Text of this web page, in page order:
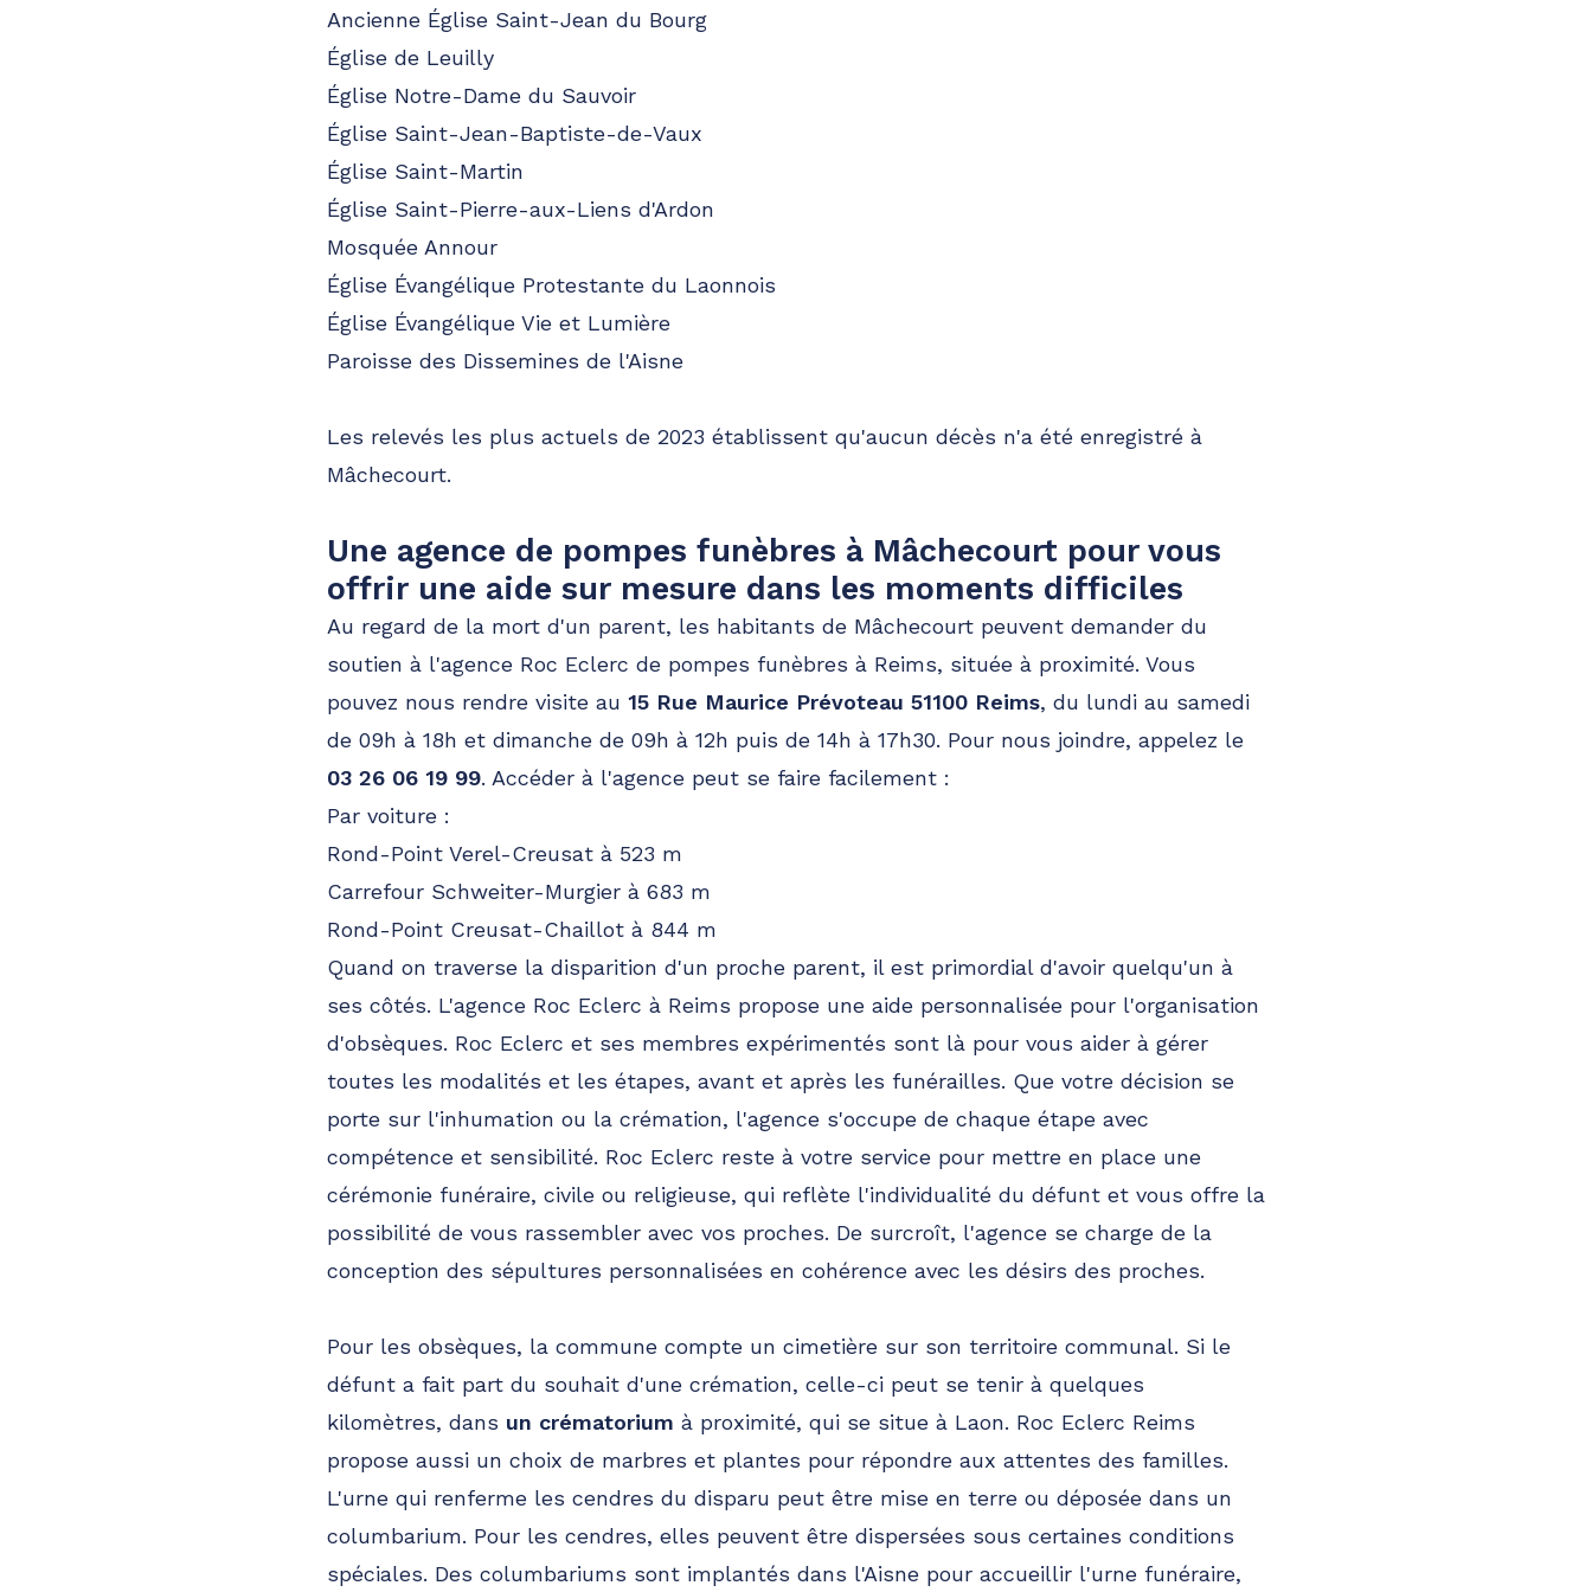
Ancienne Église Saint-Jean du Bourg
Église de Leuilly
Église Notre-Dame du Sauvoir
Église Saint-Jean-Baptiste-de-Vaux
Église Saint-Martin
Église Saint-Pierre-aux-Liens d'Ardon
Mosquée Annour
Église Évangélique Protestante du Laonnois
Église Évangélique Vie et Lumière
Paroisse des Dissemines de l'Aisne
Les relevés les plus actuels de 2023 établissent qu'aucun décès n'a été enregistré à
Mâchecourt.
Une agence de pompes funèbres à Mâchecourt pour vous
offrir une aide sur mesure dans les moments difficiles
Au regard de la mort d'un parent, les habitants de Mâchecourt peuvent demander du
soutien à l'agence Roc Eclerc de pompes funèbres à Reims, située à proximité. Vous
pouvez nous rendre visite au 15 Rue Maurice Prévoteau 51100 Reims, du lundi au samedi
de 09h à 18h et dimanche de 09h à 12h puis de 14h à 17h30. Pour nous joindre, appelez le
03 26 06 19 99. Accéder à l'agence peut se faire facilement :
Par voiture :
Rond-Point Verel-Creusat à 523 m
Carrefour Schweiter-Murgier à 683 m
Rond-Point Creusat-Chaillot à 844 m
Quand on traverse la disparition d'un proche parent, il est primordial d'avoir quelqu'un à
ses côtés. L'agence Roc Eclerc à Reims propose une aide personnalisée pour l'organisation
d'obsèques. Roc Eclerc et ses membres expérimentés sont là pour vous aider à gérer
toutes les modalités et les étapes, avant et après les funérailles. Que votre décision se
porte sur l'inhumation ou la crémation, l'agence s'occupe de chaque étape avec
compétence et sensibilité. Roc Eclerc reste à votre service pour mettre en place une
cérémonie funéraire, civile ou religieuse, qui reflète l'individualité du défunt et vous offre la
possibilité de vous rassembler avec vos proches. De surcroît, l'agence se charge de la
conception des sépultures personnalisées en cohérence avec les désirs des proches.
Pour les obsèques, la commune compte un cimetière sur son territoire communal. Si le
défunt a fait part du souhait d'une crémation, celle-ci peut se tenir à quelques
kilomètres, dans un crématorium à proximité, qui se situe à Laon. Roc Eclerc Reims
propose aussi un choix de marbres et plantes pour répondre aux attentes des familles.
L'urne qui renferme les cendres du disparu peut être mise en terre ou déposée dans un
columbarium. Pour les cendres, elles peuvent être dispersées sous certaines conditions
spéciales. Des columbariums sont implantés dans l'Aisne pour accueillir l'urne funéraire,